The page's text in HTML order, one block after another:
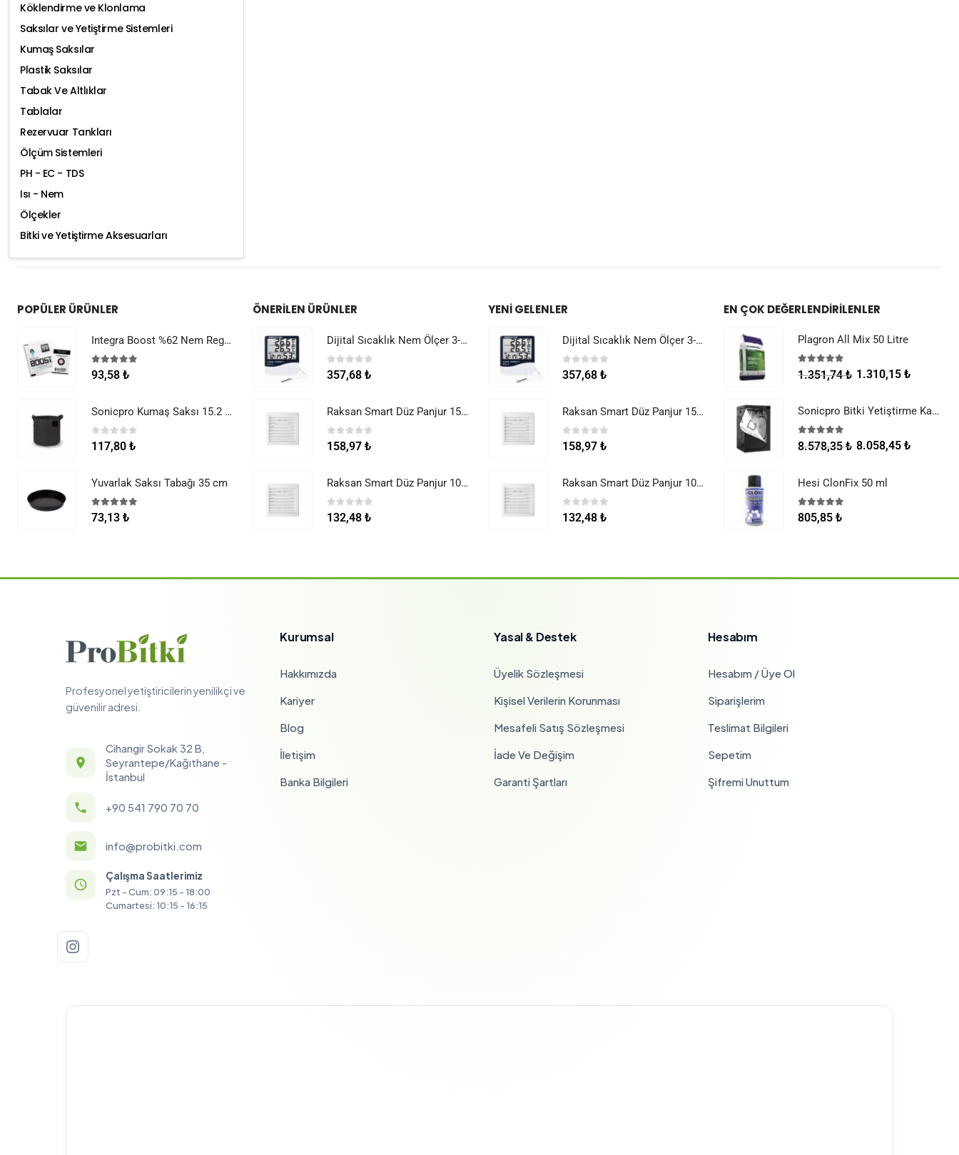
Köklendirme ve Klonlama
Saksılar ve Yetiştirme Sistemleri
Kumaş Saksılar
Plastik Saksılar
Tabak Ve Altlıklar
Tablalar
Rezervuar Tankları
Ölçüm Sistemleri
PH - EC - TDS
Isı - Nem
Ölçekler
Bitki ve Yetiştirme Aksesuarları
POPÜLER ÜRÜNLER
Integra Boost %62 Nem Regülatörü 8 g
5.005 üzerinden
93,58 ₺
Sonicpro Kumaş Saksı 15.2 Litre (4 Galon)
0 5 üzerinden
117,80 ₺
Yuvarlak Saksı Tabağı 35 cm
5.00 5 üzerinden
73,13 ₺
ÖNERILEN ÜRÜNLER
Dijital Sıcaklık Nem Ölçer 3-1 Sensör Kablolu
05 üzerinden
357,68 ₺
Raksan Smart Düz Panjur 150 mm Sinek Telli
0 5 üzerinden
158,97 ₺
Raksan Smart Düz Panjur 100 mm Sinek Telli
0 5 üzerinden
132,48 ₺
YENI GELENLER
Dijital Sıcaklık Nem Ölçer 3-1 Sensör Kablolu
05 üzerinden
357,68 ₺
Raksan Smart Düz Panjur 150 mm Sinek Telli
0 5 üzerinden
158,97 ₺
Raksan Smart Düz Panjur 100 mm Sinek Telli
0 5 üzerinden
132,48 ₺
EN ÇOK DEĞERLENDIRILENLER
Plagron All Mix 50 Litre
5.005 üzerinden
1.351,74₺ 1.310,15 ₺
Sonicpro Bitki Yetiştirme Kabini 100x100x200
5.005 üzerinden
8.578,35₺ 8.058,45 ₺
Hesi ClonFix 50 ml
5.00 5 üzerinden
805,85 ₺
Profesyonel yetiştiricilerin yenilikçi ve
güvenilir adresi.
Cihangir Sokak 32 B,
Seyrantepe/Kağıthane -
İstanbul
+90 541 790 70 70
info@probitki.com
Çalışma Saatlerimiz
Pzt - Cum: 09:15 - 18:00
Cumartesi: 10:15 - 16:15
Kurumsal
Hakkımızda
Kariyer
Blog
İletişim
Banka Bilgileri
Yasal & Destek
Üyelik Sözleşmesi
Kişisel Verilerin Korunması
Mesafeli Satış Sözleşmesi
İade Ve Değişim
Garanti Şartları
Hesabım
Hesabım / Üye Ol
Siparişlerim
Teslimat Bilgileri
Sepetim
Şifremi Unuttum